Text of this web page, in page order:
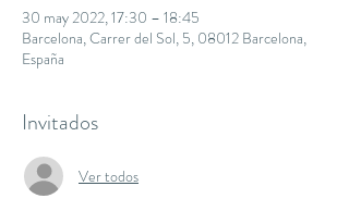
30 may 2022, 17:30 – 18:45
Barcelona, Carrer del Sol, 5, 08012 Barcelona,
España
Invitados
Ver todos